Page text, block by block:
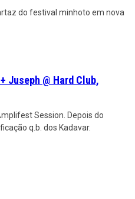
do festival minhoto em nova
Juseph @ Hard Club,
Session. Depois do
q.b. dos Kadavar.